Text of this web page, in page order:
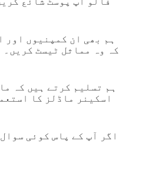
ہم بھی ان کمپنیوں
کہ وہ مماثل ٹیسٹ
ہم تسلیم کرتے ہیں کہ
اسکینر ماڈلز کا
اگر آپ کے پاس کوئی